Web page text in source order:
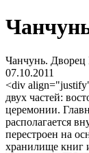
Чанчунь.
07.10.2011
<div
двух частей:
церемонии.
располагается
перестроен на
хранилище книг